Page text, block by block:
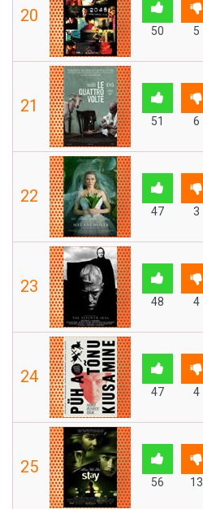
20
50 5
21
51 6
22
47 3
23
48 4
24
47 4
25
56 13